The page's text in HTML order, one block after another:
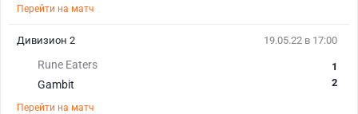
Перейти на матч
19.05.22 в 17:00
Rune Eaters
Gambit
1
2
Перейти на матч
Дивизион 2